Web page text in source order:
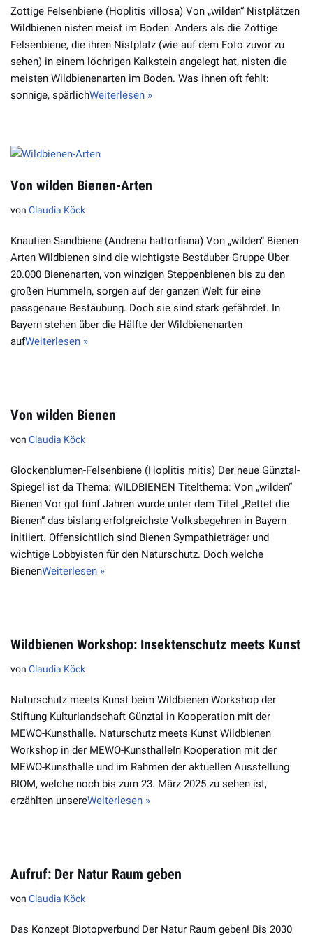
Zottige Felsenbiene (Hoplitis villosa) Von „wilden“ Nistplätzen
Wildbienen nisten meist im Boden: Anders als die Zottige
Felsenbiene, die ihren Nistplatz (wie auf dem Foto zuvor zu
sehen) in einem löchrigen Kalkstein angelegt hat, nisten die
meisten Wildbienenarten im Boden. Was ihnen oft fehlt:
sonnige, spärlichWeiterlesen »
Von wilden Bienen-Arten
von Claudia Köck
Knautien-Sandbiene (Andrena hattorfiana) Von „wilden“ Bienen-
Arten Wildbienen sind die wichtigste Bestäuber-Gruppe Über
20.000 Bienenarten, von winzigen Steppenbienen bis zu den
großen Hummeln, sorgen auf der ganzen Welt für eine
passgenaue Bestäubung. Doch sie sind stark gefährdet. In
Bayern stehen über die Hälfte der Wildbienenarten
aufWeiterlesen »
Von wilden Bienen
von Claudia Köck
Glockenblumen-Felsenbiene (Hoplitis mitis) Der neue Günztal-
Spiegel ist da Thema: WILDBIENEN Titelthema: Von „wilden“
Bienen Vor gut fünf Jahren wurde unter dem Titel „Rettet die
Bienen“ das bislang erfolgreichste Volksbegehren in Bayern
initiiert. Offensichtlich sind Bienen Sympathieträger und
wichtige Lobbyisten für den Natur­schutz. Doch welche
BienenWeiterlesen »
Wildbienen Workshop: Insektenschutz meets Kunst
von Claudia Köck
Naturschutz meets Kunst beim Wildbienen-Workshop der
Stiftung Kulturlandschaft Günztal in Kooperation mit der
MEWO-Kunsthalle. Naturschutz meets Kunst Wildbienen
Workshop in der MEWO-KunsthalleIn Kooperation mit der
MEWO-Kunsthalle und im Rahmen der aktuellen Ausstellung
BIOM, welche noch bis zum 23. März 2025 zu sehen ist,
erzählten unsereWeiterlesen »
Aufruf: Der Natur Raum geben
von Claudia Köck
Das Konzept Biotopverbund Der Natur Raum geben! Bis 2030